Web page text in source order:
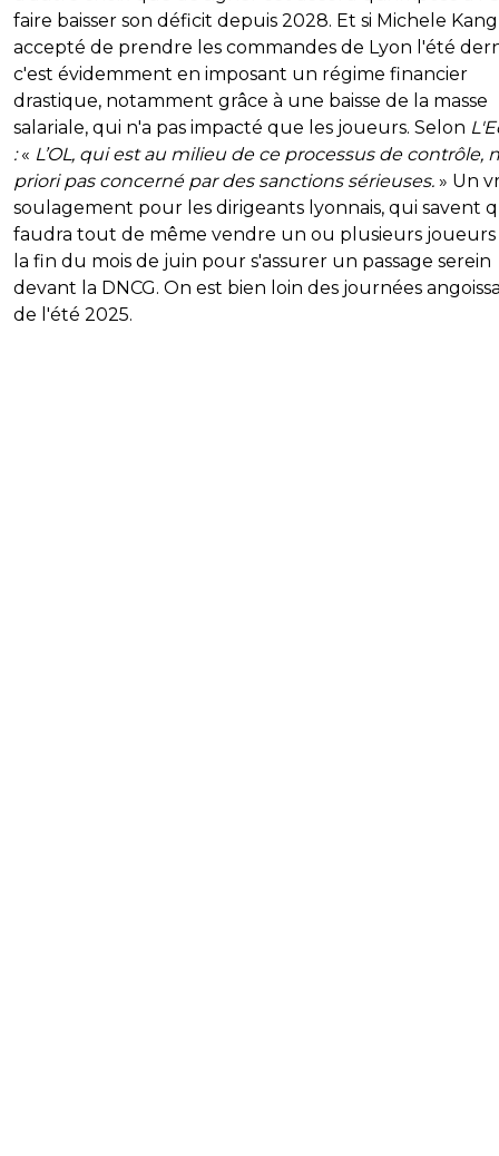
faire baisser son déficit depuis 2028. Et si Michele
accepté de prendre les commandes de Lyon l'été
c'est évidemment en imposant un régime financier
drastique, notamment grâce à une baisse de la masse
salariale, qui n'a pas impacté que les joueurs. Selon
:« L’OL, qui est au milieu de ce processus de contrôle,
priori pas concerné par des sanctions sérieuses. » Un
soulagement pour les dirigeants lyonnais, qui savent
faudra tout de même vendre un ou plusieurs joueurs
la fin du mois de juin pour s'assurer un passage serein
devant la DNCG. On est bien loin des journées
de l'été 2025.